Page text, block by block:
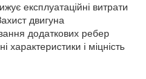
експлуатаційні витрати
двигуна
додаткових ребер
характеристики і міцність